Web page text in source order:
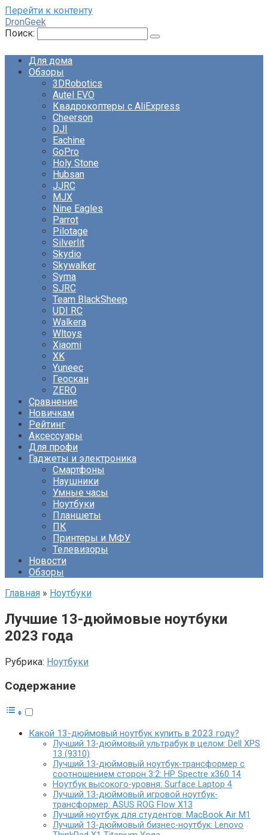
Перейти к контенту
DronGeek
Поиск:
Для дома
Обзоры
3DRobotics
Autel EVO
Квадрокоптеры с AliExpress
Cheerson
DJI
Eachine
GoPro
Holy Stone
Hubsan
JJRC
MJX
Nine Eagles
Parrot
Pilotage
Silverlit
Skydio
Skywalker
Syma
SJRC
Team BlackSheep
UDI RC
Walkera
Wltoys
Xiaomi
XK
Yuneec
Геоскан
ZERO
Сравнение
Новичкам
Рейтинг
Аксессуары
Для профи
Гаджеты и электроника
Смартфоны
Наушники
Умные часы
Ноутбуки
Планшеты
ПК
Принтеры и МФУ
Телевизоры
Новости
Обзоры
Главная » Ноутбуки
Лучшие 13-дюймовые ноутбуки
2023 года
Рубрика: Ноутбуки
Содержание
Какой 13-дюймовый ноутбук купить в 2023 году?
Лучший 13-дюймовый ультрабук в целом: Dell XPS
13 (9310)
Лучший 13-дюймовый ноутбук-трансформер с
соотношением сторон 3:2: HP Spectre x360 14
Ноутбук высокого-уровня: Surface Laptop 4
Лучший 13-дюймовый игровой ноутбук-
трансформер: ASUS ROG Flow X13
Лучший ноутбук для студентов: MacBook Air M1
Лучший 13-дюймовый бизнес-ноутбук: Lenovo